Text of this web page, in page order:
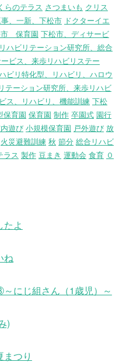
らのテラス さつまいも クリス
、一新、下松市 ドクターイエ
市 保育園 下松市、ディサービ
ハビリテーション研究所、総合
ビス、来歩リハビリステー
ビリ特化型、リハビリ、ハロウ
テーション研究所、来歩リハビ
ス、リハビリ、機能訓練 下松
保育園 保育園 制作 卒園式 園行
遊び 小規模保育園 戸外遊び 放
火災避難訓練 秋 節分 総合リハビ
ラス 製作 豆まき 運動会 食育 ０
たよ
ね
にじ組さん（1歳児）～
)
つり